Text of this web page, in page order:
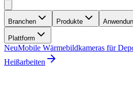
Branchen Produkte
Plattform
NeuMobile Wärmebildkameras für
Heißarbeiten